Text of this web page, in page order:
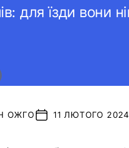
для їзди вони
ОЖГО 11 ЛЮТОГО